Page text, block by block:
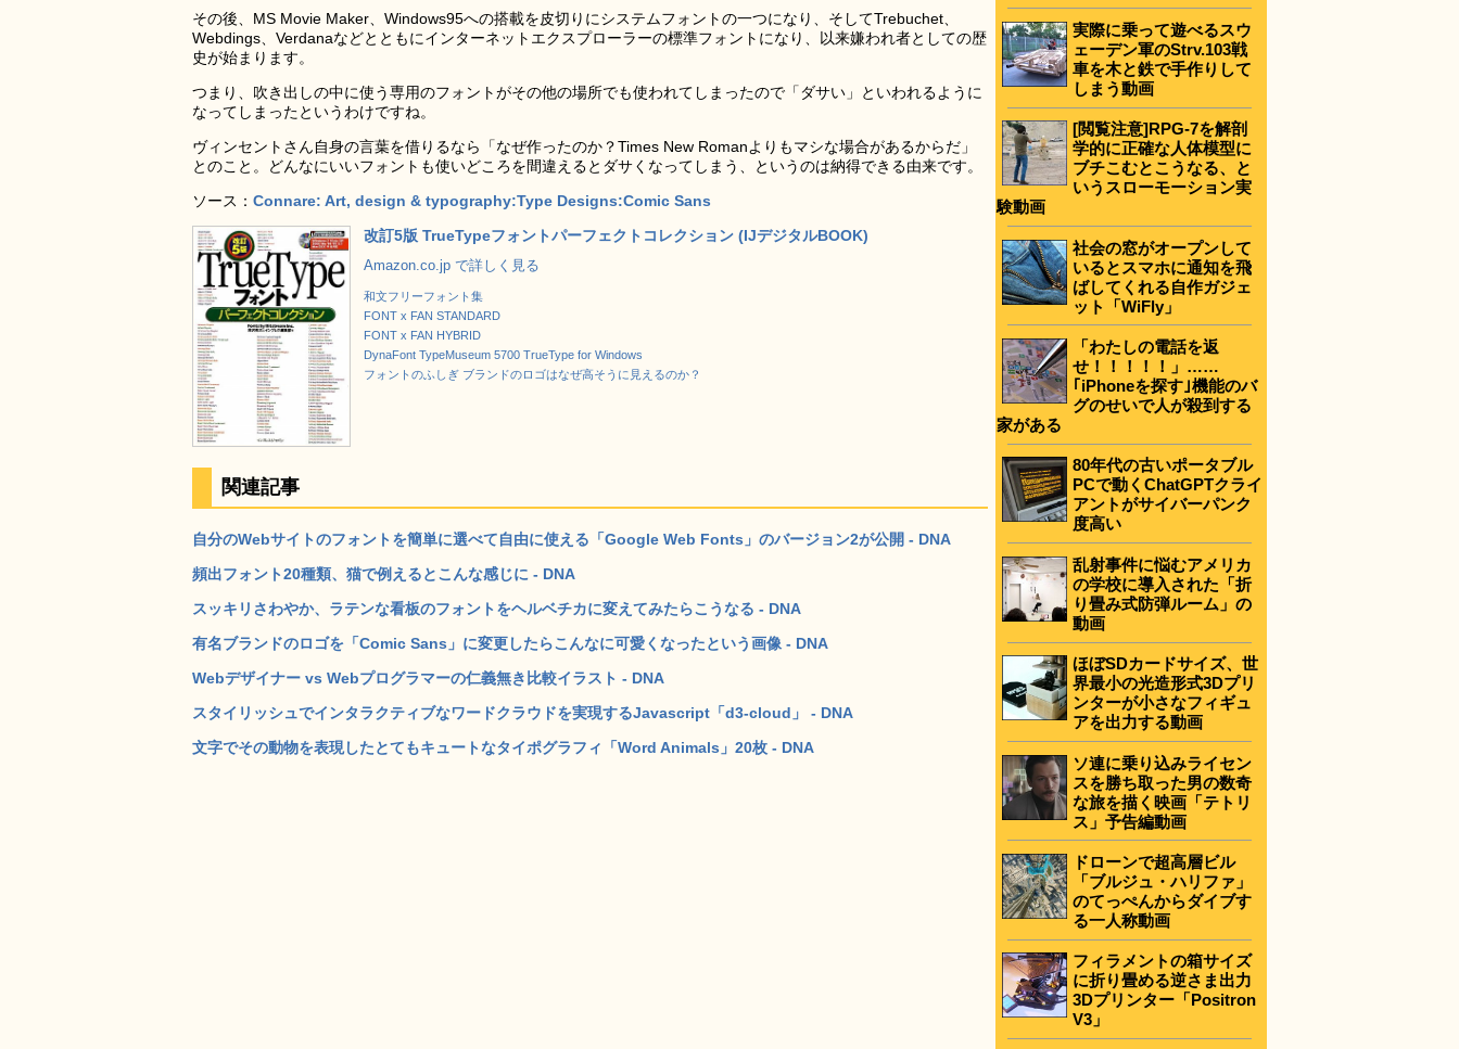
その後、MS Movie Maker、Windows95への搭載を皮切りにシステムフォントの一つになり、そしてTrebuchet、
Webdings、Verdanaなどとともにインターネットエクスプローラーの標準フォントになり、以来嫌われ者としての歴
史が始まります。
つまり、吹き出しの中に使う専用のフォントがその他の場所でも使われてしまったので「ダサい」といわれるように
なってしまったというわけですね。
ヴィンセントさん自身の言葉を借りるなら「なぜ作ったのか？Times New Romanよりもマシな場合があるからだ」
とのこと。どんなにいいフォントも使いどころを間違えるとダサくなってしまう、というのは納得できる由来です。
ソース： Connare: Art, design & typography:Type Designs:Comic Sans
改訂5版 TrueTypeフォントパーフェクトコレクション (IJデジタルBOOK)
Amazon.co.jp で詳しく見る
和文フリーフォント集
FONT x FAN STANDARD
FONT x FAN HYBRID
DynaFont TypeMuseum 5700 TrueType for Windows
フォントのふしぎ ブランドのロゴはなぜ高そうに見えるのか？
関連記事
自分のWebサイトのフォントを簡単に選べて自由に使える「Google Web Fonts」のバージョン2が公開 - DNA
頻出フォント20種類、猫で例えるとこんな感じに - DNA
スッキリさわやか、ラテンな看板のフォントをヘルベチカに変えてみたらこうなる - DNA
有名ブランドのロゴを「Comic Sans」に変更したらこんなに可愛くなったという画像 - DNA
Webデザイナー vs Webプログラマーの仁義無き比較イラスト - DNA
スタイリッシュでインタラクティブなワードクラウドを実現するJavascript「d3-cloud」 - DNA
文字でその動物を表現したとてもキュートなタイポグラフィ「Word Animals」20枚 - DNA
実際に乗って遊べるスウ
ェーデン軍のStrv.103戦
車を木と鉄で手作りして
しまう動画
[閲覧注意]RPG-7を解剖
学的に正確な人体模型に
ブチこむとこうなる、と
いうスローモーション実
験動画
社会の窓がオープンして
いるとスマホに通知を飛
ばしてくれる自作ガジェ
ット「WiFly」
「わたしの電話を返
せ！！！！！」……
｢iPhoneを探す｣機能のバ
グのせいで人が殺到する
家がある
80年代の古いポータブル
PCで動くChatGPTクライ
アントがサイバーパンク
度高い
乱射事件に悩むアメリカ
の学校に導入された「折
り畳み式防弾ルーム」の
動画
ほぼSDカードサイズ、世
界最小の光造形式3Dプリ
ンターが小さなフィギュ
アを出力する動画
ソ連に乗り込みライセン
スを勝ち取った男の数奇
な旅を描く映画「テトリ
ス」予告編動画
ドローンで超高層ビル
「ブルジュ・ハリファ」
のてっぺんからダイブす
る一人称動画
フィラメントの箱サイズ
に折り畳める逆さま出力
3Dプリンター「Positron
V3」